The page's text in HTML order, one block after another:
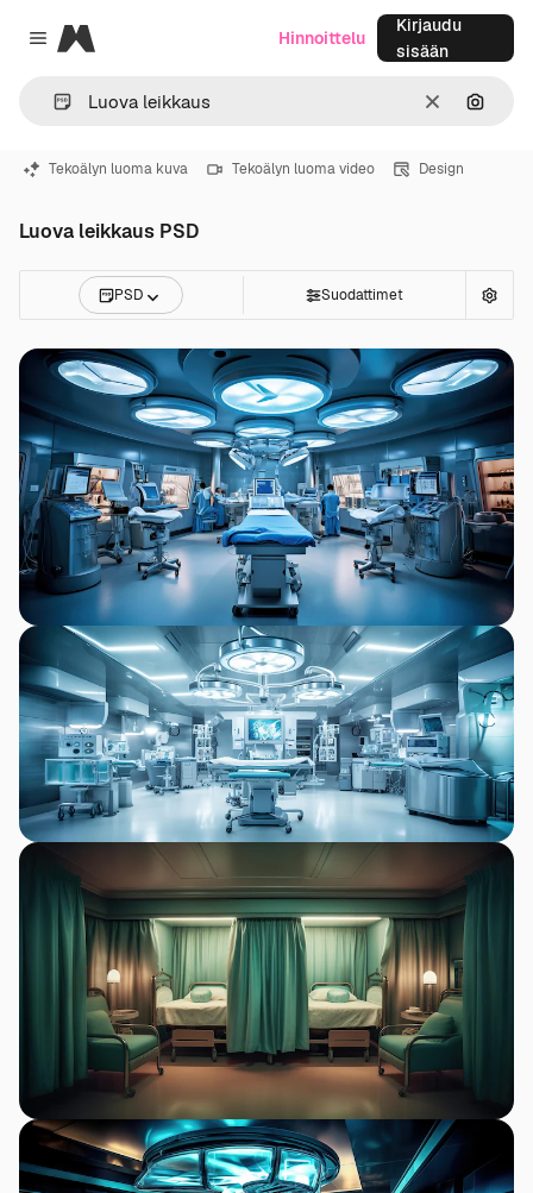
Close menu
Magnific
SelkeäHae
Hinnoittelu
Kirjaudu
sisään
Tekoälyn luoma kuva Tekoälyn luoma video Design
Luova leikkaus PSD
PSD Suodattimet